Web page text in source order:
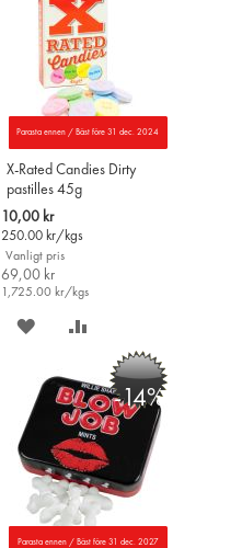
Parasta ennen / Bäst före 31 dec. 2024
X-Rated Candies Dirty
pastilles 45g
Special
Price
10,00 kr
250.00 kr/kgs
Vanligt pris
69,00 kr
1,725.00 kr/kgs
SPARA
ÖNSKELISTAN
JÄMFÖR
Parasta ennen / Bäst före 31 dec. 2027
-14%